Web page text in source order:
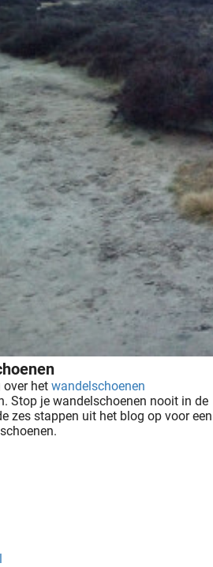
over het wandelschoenen
Stop je wandelschoenen nooit in de
zes stappen uit het blog op voor een